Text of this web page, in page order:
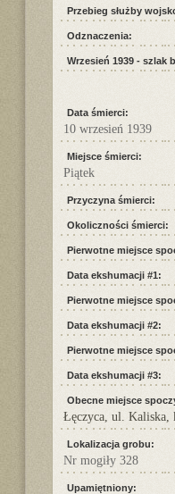
Przebieg służby
Odznaczenia:
Wrzesień 1939 - szlak
Data śmierci:
10 wrzesień 1939
Miejsce śmierci:
Piątek
Przyczyna śmierci:
Okoliczności śmierci:
Pierwotne miejsce
Data ekshumacji #1:
Pierwotne miejsce
Data ekshumacji #2:
Pierwotne miejsce
Data ekshumacji #3:
Obecne miejsce
Łęczyca, ul. Kaliska,
Lokalizacja grobu:
Nr mogiły 328
Upamiętniony: